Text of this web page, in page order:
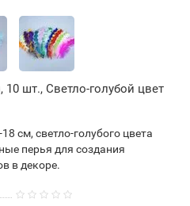
10 шт., Светло-голубой цвет
см, светло-голубого цвета
перья для создания
в декоре.